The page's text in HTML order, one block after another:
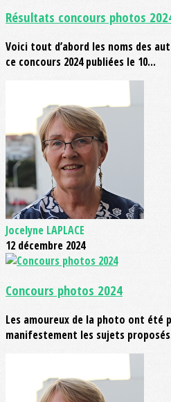
Résultats concours photos
Voici tout d’abord les noms des
ce concours 2024 publiées le 10...
Jocelyne LAPLACE
12 décembre 2024
Concours photos 2024
Les amoureux de la photo ont été
manifestement les sujets